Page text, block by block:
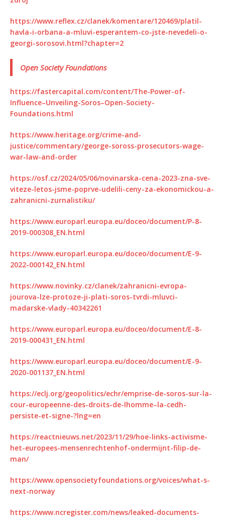
https://www.reflex.cz/clanek/komentare/120469/platil-
havla-i-orbana-a-mluvi-esperantem-co-jste-nevedeli-o-
georgi-sorosovi.html?chapter=2
Open Society Foundations
https://fastercapital.com/content/The-Power-of-
Influence–Unveiling-Soros–Open-Society-
Foundations.html
https://www.heritage.org/crime-and-
justice/commentary/george-soross-prosecutors-wage-
war-law-and-order
https://osf.cz/2024/05/06/novinarska-cena-2023-zna-sve-
viteze-letos-jsme-poprve-udelili-ceny-za-ekonomickou-a-
zahranicni-zurnalistiku/
https://www.europarl.europa.eu/doceo/document/P-8-
2019-000308_EN.html
https://www.europarl.europa.eu/doceo/document/E-9-
2022-000142_EN.html
https://www.novinky.cz/clanek/zahranicni-evropa-
jourova-lze-protoze-ji-plati-soros-tvrdi-mluvci-
madarske-vlady-40342261
https://www.europarl.europa.eu/doceo/document/E-8-
2019-000431_EN.html
https://www.europarl.europa.eu/doceo/document/E-9-
2020-001137_EN.html
https://eclj.org/geopolitics/echr/emprise-de-soros-sur-la-
cour-europeenne-des-droits-de-lhomme–la-cedh-
persiste-et-signe-?lng=en
https://reactnieuws.net/2023/11/29/hoe-links-activisme-
het-europees-mensenrechtenhof-ondermijnt-filip-de-
man/
https://www.opensocietyfoundations.org/voices/what-s-
next-norway
https://www.ncregister.com/news/leaked-documents-